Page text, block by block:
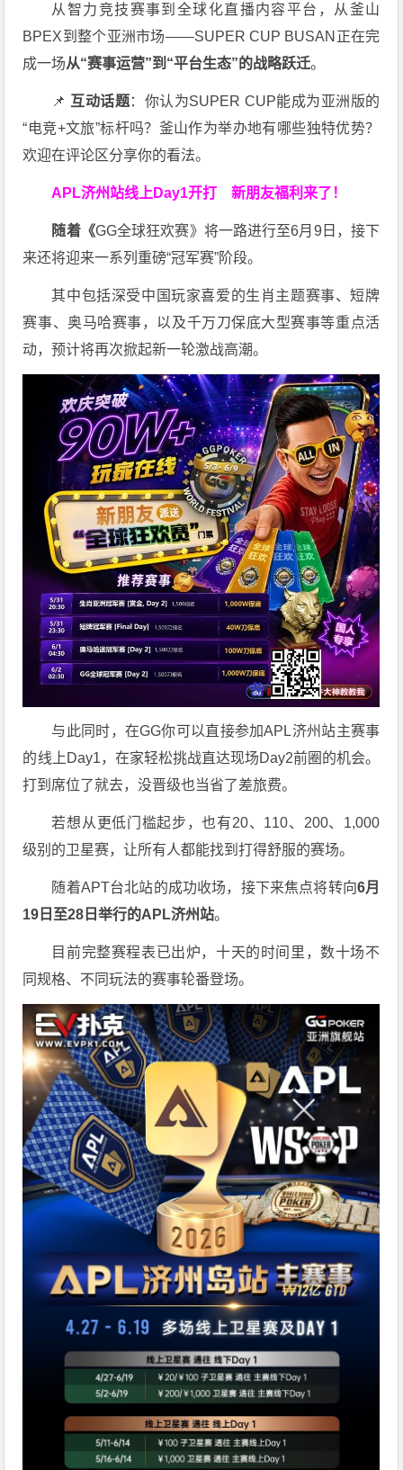
从智力竞技赛事到全球化直播内容平台，从釜山
BPEX到整个亚洲市场——SUPER CUP BUSAN正在完
成一场从“赛事运营”到“平台生态”的战略跃迁。
📌 互动话题：你认为SUPER CUP能成为亚洲版的
“电竞+文旅”标杆吗？釜山作为举办地有哪些独特优势？
欢迎在评论区分享你的看法。
APL济州站线上Day1开打新朋友福利来了！
随着《GG全球狂欢赛》将一路进行至6月9日，接下
来还将迎来一系列重磅“冠军赛”阶段。
其中包括深受中国玩家喜爱的生肖主题赛事、短牌
赛事、奥马哈赛事，以及千万刀保底大型赛事等重点活
动，预计将再次掀起新一轮激战高潮。
与此同时，在GG你可以直接参加APL济州站主赛事
的线上Day1，在家轻松挑战直达现场Day2前圈的机会。
打到席位了就去，没晋级也当省了差旅费。
若想从更低门槛起步，也有20、110、200、1,000
级别的卫星赛，让所有人都能找到打得舒服的赛场。
随着APT台北站的成功收场，接下来焦点将转向6月
19 日至28 日举行的APL济州站。
目前完整赛程表已出炉，十天的时间里，数十场不
同规格、不同玩法的赛事轮番登场。